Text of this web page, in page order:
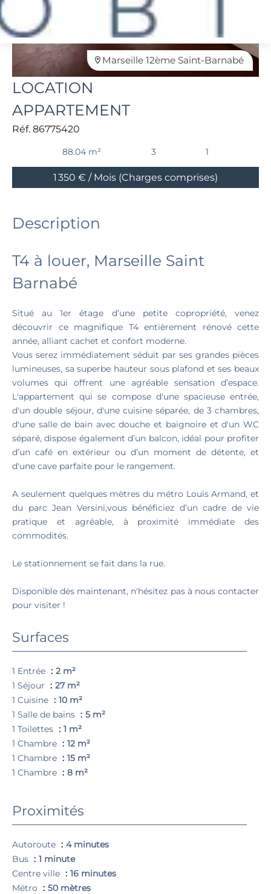
Marseille 12ème Saint-Barnabé
LOCATION
APPARTEMENT
Réf. 86775420
88.04 m² 3 1
1 350 € / Mois (Charges comprises)
Description
T4 à louer, Marseille Saint
Barnabé
Situé au 1er étage d’une petite copropriété, venez
découvrir ce magnifique T4 entièrement rénové cette
année, alliant cachet et confort moderne.
Vous serez immédiatement séduit par ses grandes pièces
lumineuses, sa superbe hauteur sous plafond et ses beaux
volumes qui offrent une agréable sensation d’espace.
L'appartement qui se compose d'une spacieuse entrée,
d'un double séjour, d'une cuisine séparée, de 3 chambres,
d'une salle de bain avec douche et baignoire et d'un WC
séparé, dispose également d’un balcon, idéal pour profiter
d’un café en extérieur ou d’un moment de détente, et
d'une cave parfaite pour le rangement.
A seulement quelques mètres du métro Louis Armand, et
du parc Jean Versini,vous bénéficiez d’un cadre de vie
pratique et agréable, à proximité immédiate des
commodités.
Le stationnement se fait dans la rue.
Disponible dès maintenant, n'hésitez pas à nous contacter
pour visiter !
Surfaces
1 Entrée
2 m²
1 Séjour
27 m²
1 Cuisine
10 m²
1 Salle de bains
5 m²
1 Toilettes
1 m²
1 Chambre
12 m²
1 Chambre
15 m²
1 Chambre
8 m²
Proximités
Autoroute
4 minutes
Bus
1 minute
Centre ville
16 minutes
Métro
50 mètres